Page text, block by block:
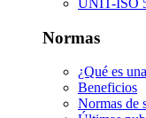
UNIT-ISO
Normas
¿Qué es
Beneficios
Normas de